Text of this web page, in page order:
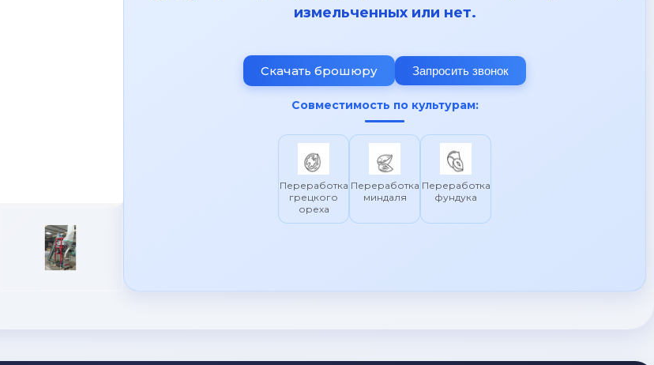
измельченных или нет.
Скачать брошюру Запросить звонок
Совместимость по культурам:
Переработка
грецкого
ореха
Переработка
миндаля
Переработка
фундука